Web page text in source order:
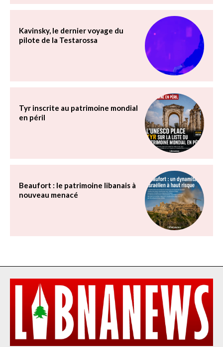
Kavinsky, le dernier voyage du
pilote de la Testarossa
Tyr inscrite au patrimoine mondial
en péril
Beaufort : le patrimoine libanais à
nouveau menacé